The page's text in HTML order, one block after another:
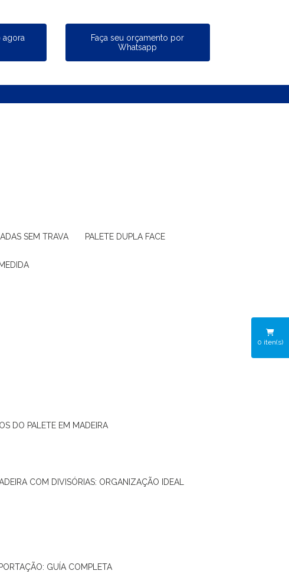
agora
Faça seu orçamento por
Whatsapp
SEM TRAVA PALETE DUPLA FACE
DO PALETE EM MADEIRA
COM DIVISÓRIAS: ORGANIZAÇÃO IDEAL
GUÍA COMPLETA
0 iten(s)